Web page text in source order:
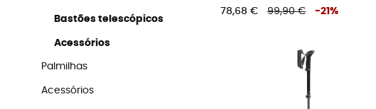
Bastões telescópicos
Acessórios
Palmilhas
Acessórios
78,68 € 99,90 € -21 %